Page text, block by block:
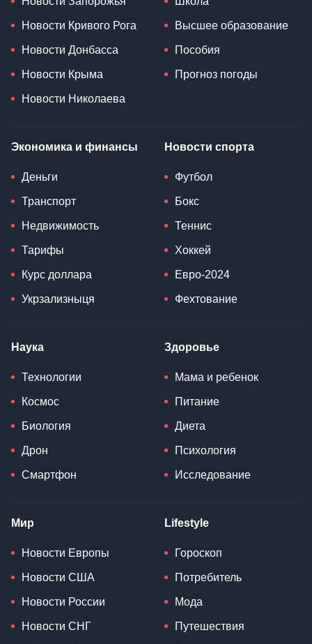
Новости Кривого Рога
Новости Донбасса
Новости Крыма
Новости Николаева
Высшее образование
Пособия
Прогноз погоды
Экономика и финансы
Деньги
Транспорт
Недвижимость
Тарифы
Курс доллара
Укрзализныця
Новости спорта
Футбол
Бокс
Теннис
Хоккей
Евро-2024
Фехтование
Наука
Технологии
Космос
Биология
Дрон
Смартфон
Здоровье
Мама и ребенок
Питание
Диета
Психология
Исследование
Мир
Новости Европы
Новости США
Новости России
Новости СНГ
Lifestyle
Гороскоп
Потребитель
Мода
Путешествия